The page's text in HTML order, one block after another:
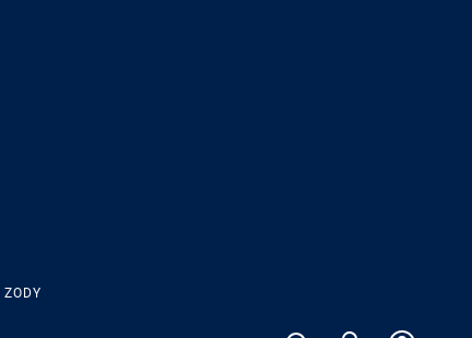
ZODY